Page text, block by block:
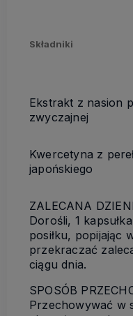
Składniki
Ekstrakt z nasion
zwyczajnej
Kwercetyna z
japońskiego
ZALECANA
Dorośli, 1
posiłku, popijając
przekraczać
ciągu dnia.
SPOSÓB
Przechowywać w